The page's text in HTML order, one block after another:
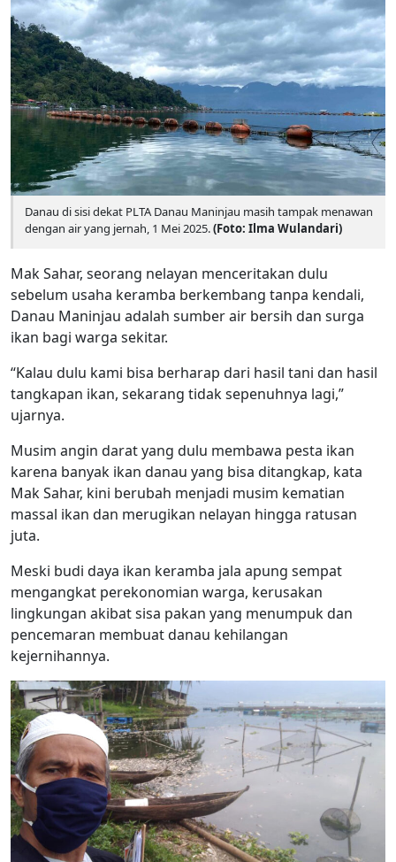
Danau di sisi dekat PLTA Danau Maninjau masih tampak menawan
dengan air yang jernah, 1 Mei 2025.(Foto: Ilma Wulandari)
Mak Sahar, seorang nelayan menceritakan dulu
sebelum usaha keramba berkembang tanpa kendali,
Danau Maninjau adalah sumber air bersih dan surga
ikan bagi warga sekitar.
“Kalau dulu kami bisa berharap dari hasil tani dan hasil
tangkapan ikan, sekarang tidak sepenuhnya lagi,”
ujarnya.
Musim angin darat yang dulu membawa pesta ikan
karena banyak ikan danau yang bisa ditangkap, kata
Mak Sahar, kini berubah menjadi musim kematian
massal ikan dan merugikan nelayan hingga ratusan
juta.
Meski budi daya ikan keramba jala apung sempat
mengangkat perekonomian warga, kerusakan
lingkungan akibat sisa pakan yang menumpuk dan
pencemaran membuat danau kehilangan
kejernihannya.